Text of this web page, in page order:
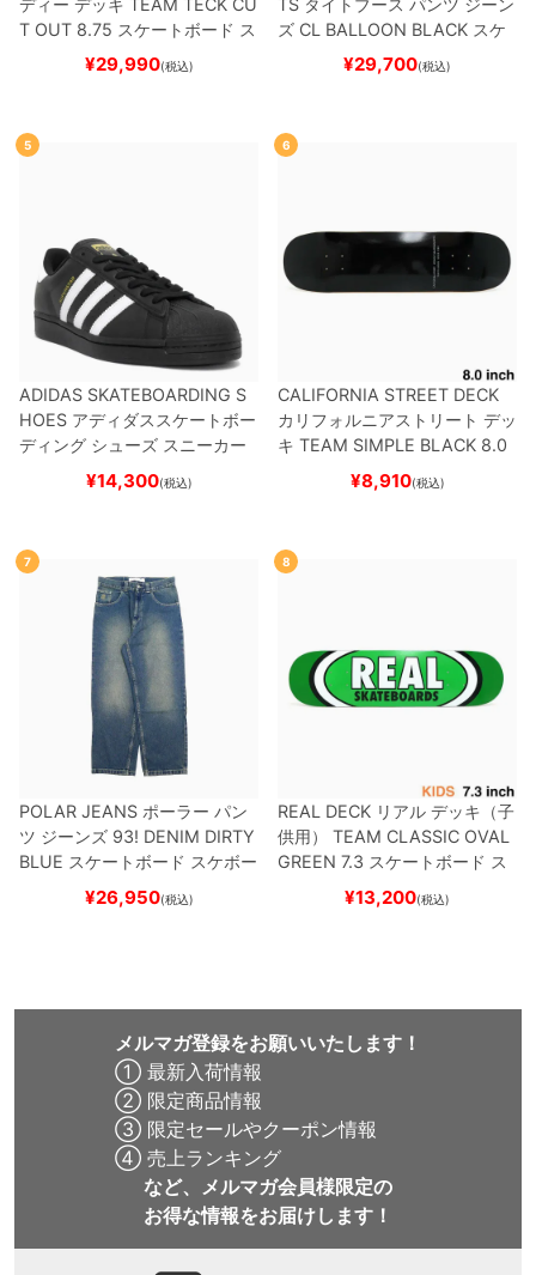
T OUT 8.75 スケートボード ス
¥29,990(税込)
ズ CL BALLOON BLACK スケ
ートボード スケボー
¥29,700(税込)
5
ADIDAS SKATEBOARDING S
HOES アディダススケートボー
ディング シューズ スニーカー
スーパースター SUPERSTAR A
BLACK/WHITE/WHITE
ー
¥14,300(税込)
6
CALIFORNIA STREET DECK
カリフォルニアストリート デッ
キ TEAM SIMPLE BLACK 8.0
ブランク（BBS / GENERATO
スケートボード スケボー
¥8,910(税込)
7
POLAR JEANS ポーラー パン
ツ ジーンズ 93! DENIM DIRTY
BLUE スケートボード スケボー
¥26,950(税込)
8
REAL DECK リアル デッキ（子
供用）
TEAM CLASSIC OVAL
GREEN 7.3 スケートボード ス
¥13,200(税込)
メルマガ登録をお願いいたします！
① 最新入荷情報
② 限定商品情報
③ 限定セールやクーポン情報
④ 売上ランキング
など、メルマガ会員様限定の
お得な情報をお届けします！